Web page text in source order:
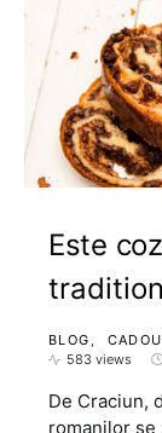
Este
BLOG
583 views
De Craciun,
romanilor